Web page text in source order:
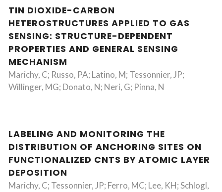
TIN DIOXIDE-CARBON
HETEROSTRUCTURES APPLIED TO GAS
SENSING: STRUCTURE-DEPENDENT
PROPERTIES AND GENERAL SENSING
MECHANISM
Marichy, C; Russo, PA; Latino, M; Tessonnier, JP;
Willinger, MG; Donato, N; Neri, G; Pinna, N
LABELING AND MONITORING THE
DISTRIBUTION OF ANCHORING SITES ON
FUNCTIONALIZED CNTS BY ATOMIC LAYER
DEPOSITION
Marichy, C; Tessonnier, JP; Ferro, MC; Lee, KH; Schlogl,